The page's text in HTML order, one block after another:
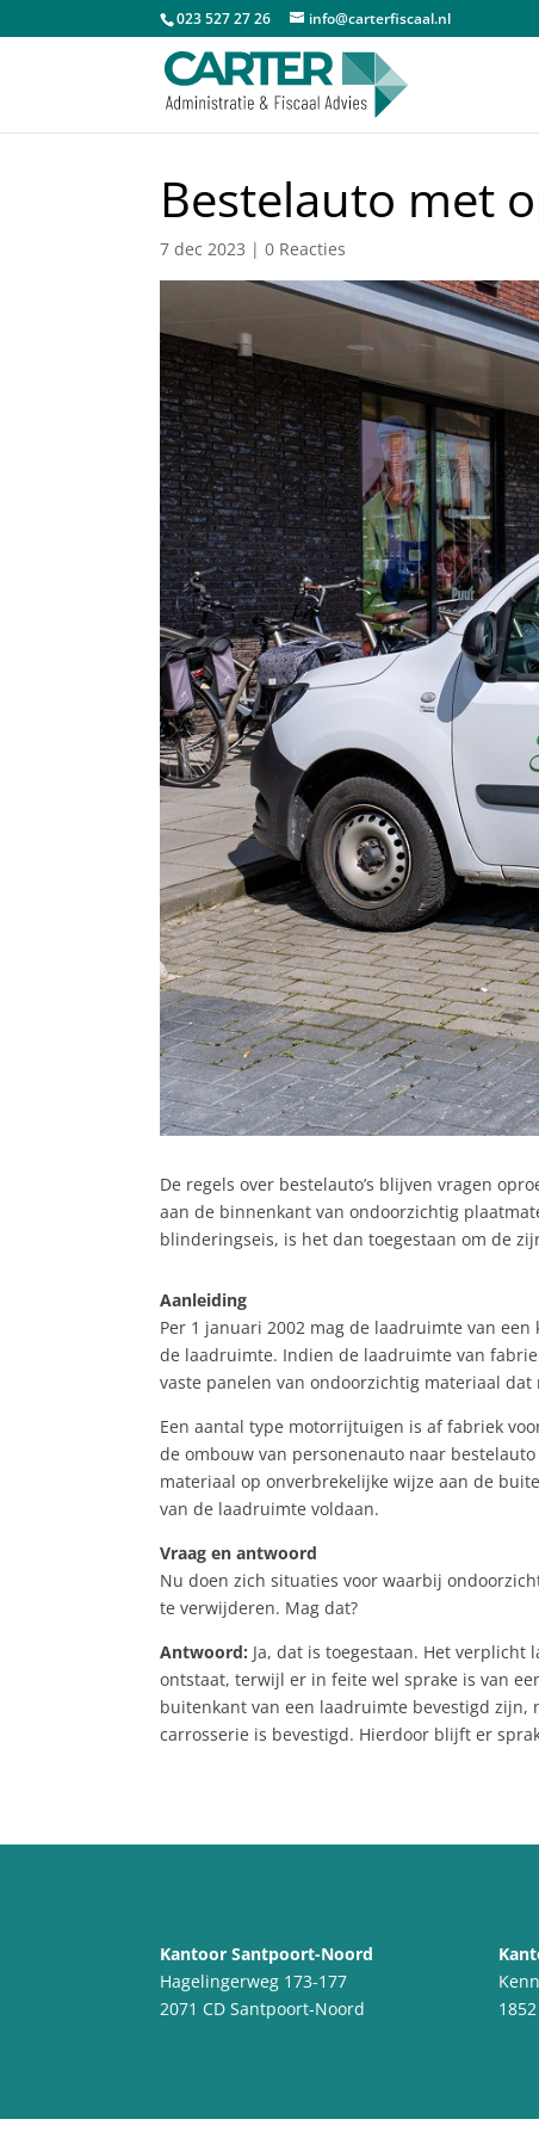
023 527 27 26 info@carterfiscaal.nl
Bestelauto met
7 dec 2023 |0 Reacties
De regels over bestelauto’s blijven vragen
aan de binnenkant van ondoorzichtig
blinderingseis, is het dan toegestaan om de
Aanleiding
Per 1 januari 2002 mag de laadruimte van
de laadruimte. Indien de laadruimte van
vaste panelen van ondoorzichtig materiaal
Een aantal type motorrijtuigen is af fabriek
de ombouw van personenauto naar
materiaal op onverbrekelijke wijze aan de
van de laadruimte voldaan.
Vraag en antwoord
Nu doen zich situaties voor waarbij
te verwijderen. Mag dat?
Antwoord: Ja, dat is toegestaan. Het
ontstaat, terwijl er in feite wel sprake is van
buitenkant van een laadruimte bevestigd
carrosserie is bevestigd. Hierdoor blijft er
Kantoor Santpoort-Noord
Hagelingerweg 173-177
2071 CD Santpoort-Noord